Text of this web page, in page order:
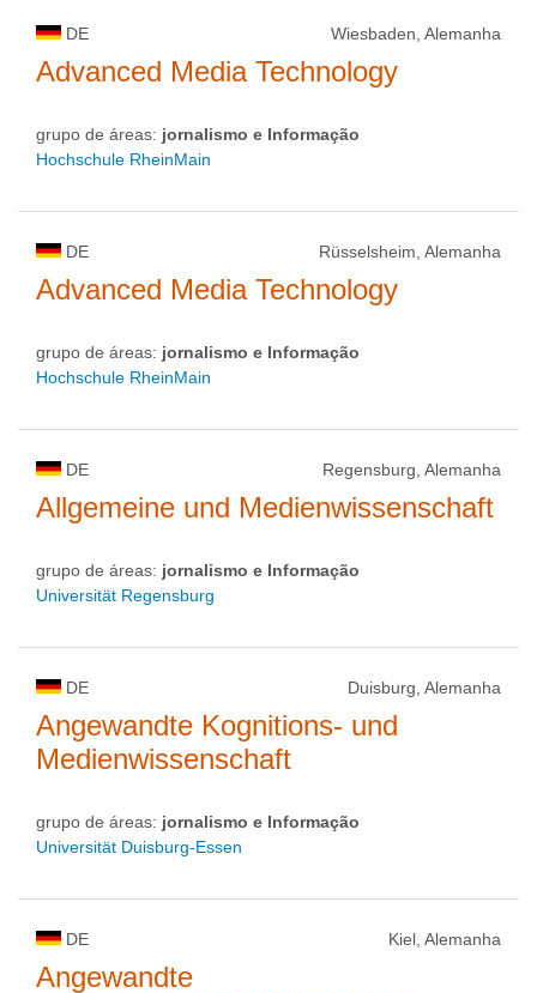
DE Wiesbaden, Alemanha
Advanced Media Technology
grupo de áreas: jornalismo e Informação
Hochschule RheinMain
DE Rüsselsheim, Alemanha
Advanced Media Technology
grupo de áreas: jornalismo e Informação
Hochschule RheinMain
DE Regensburg, Alemanha
Allgemeine und Medienwissenschaft
grupo de áreas: jornalismo e Informação
Universität Regensburg
DE Duisburg, Alemanha
Angewandte Kognitions- und
Medienwissenschaft
grupo de áreas: jornalismo e Informação
Universität Duisburg-Essen
DE Kiel, Alemanha
Angewandte